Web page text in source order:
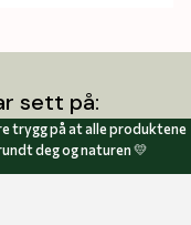
sett på:
trygg på at alle produktene
deg og naturen 💛